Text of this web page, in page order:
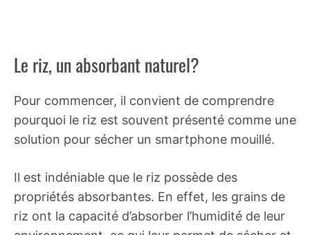
Le riz, un absorbant naturel?
Pour commencer, il convient de comprendre
pourquoi le riz est souvent présenté comme une
solution pour sécher un smartphone mouillé.
Il est indéniable que le riz possède des
propriétés absorbantes. En effet, les grains de
riz ont la capacité d’absorber l’humidité de leur